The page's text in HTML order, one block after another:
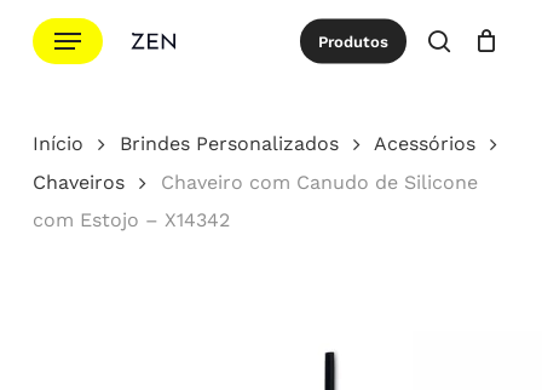
para
principal
Menu Produtos
procurar
Cotação Close
Início Brindes Personalizados
Acessórios
Chaveiros
Chaveiro com Canudo de Silicone
com Estojo – X14342